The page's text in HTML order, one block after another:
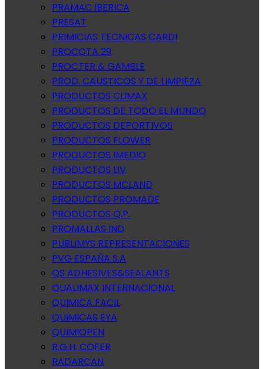
PRAMAC IBERICA
PRESAT
PRIMICIAS TECNICAS CARDI
PROCOTA 29
PROCTER & GAMBLE
PROD. CAUSTICOS Y DE LIMPIEZA
PRODUCTOS CLIMAX
PRODUCTOS DE TODO EL MUNDO
PRODUCTOS DEPORTIVOS
PRODUCTOS FLOWER
PRODUCTOS IMEDIO
PRODUCTOS LIV
PRODUCTOS MCLAND
PRODUCTOS PROMADE
PRODUCTOS Q.P.
PROMALLAS IND
PUBLIMYS REPRESENTACIONES
PVG ESPAÑA S.A
QS ADHESIVES&SEALANTS
QUALIMAX INTERNACIONAL
QUIMICA FACIL
QUIMICAS EYA
QUIMIOPEN
R.G.H. COFER
RADARCAN